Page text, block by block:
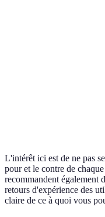
L'intérêt ici est de ne pas
pour et le contre de
recommandent également
retours d'expérience des
claire de ce à quoi vous